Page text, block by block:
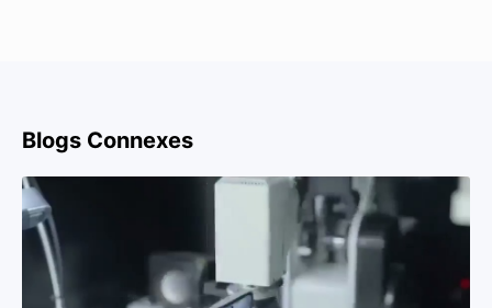
Blogs Connexes